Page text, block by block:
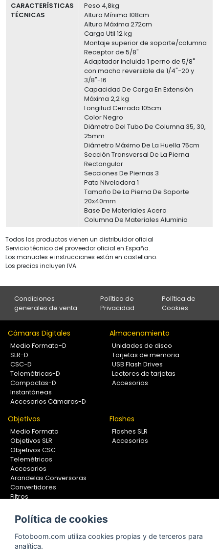
CARACTERÍSTICAS
TÉCNICAS
Peso 4,8kg
Altura Mínima 108cm
Altura Máxima 272cm
Carga Util 12 kg
Montaje superior de soporte/columna
Receptor de 5/8"
Adaptador incluido 1 perno de 5/8"
con macho reversible de 1/4"-20 y
3/8"-16
Capacidad De Carga En Extensión
Máxima 2,2 kg
Longitud Cerrada 105cm
Color Negro
Diámetro Del Tubo De Columna 35, 30,
25mm
Diámetro Máximo De La Huella 75cm
Sección Transversal De La Pierna
Rectangular
Secciones De Piernas 3
Pata Niveladora 1
Tamaño De La Pierna De Soporte
20x40mm
Base De Materiales Acero
Columna De Materiales Aluminio
Todos los productos vienen un distribuidor oficial
Servicio técnico del proveedor oficial en España.
Los manuales e instrucciones están en castellano.
Los precios incluyen IVA.
Condiciones
generales de venta
Política de
Privacidad
Política de
Cookies
Cámaras Digitales
Medio Formato-D
SLR-D
CSC-D
Telemétricas-D
Compactas-D
Instantáneas
Accesorios Cámaras-D
Almacenamiento
Unidades de disco
Tarjetas de memoria
USB Flash Drives
Lectores de tarjetas
Accesorios
Objetivos
Medio Formato
Objetivos SLR
Objetivos CSC
Telemétricos
Accesorios
Arandelas Conversoras
Convertidores
Filtros
Calibradores
Flashes
Flashes SLR
Accesorios
Soportes Fotografía
Monopiés
Política de cookies
Fotoboom.com utiliza cookies propias y de terceros para
analítica.